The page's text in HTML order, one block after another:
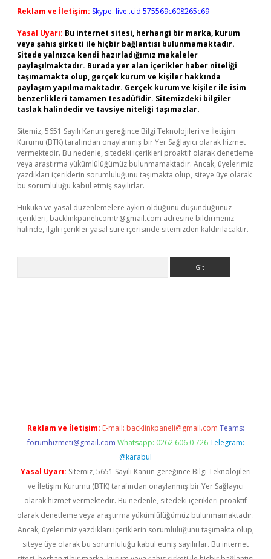
Reklam ve İletişim: Skype: live:.cid.575569c608265c69
Yasal Uyarı: Bu internet sitesi, herhangi bir marka, kurum
veya şahıs şirketi ile hiçbir bağlantısı bulunmamaktadır.
Sitede yalnızca kendi hazırladığımız makaleler
paylaşılmaktadır. Burada yer alan içerikler haber niteliği
taşımamakta olup, gerçek kurum ve kişiler hakkında
paylaşım yapılmamaktadır. Gerçek kurum ve kişiler ile isim
benzerlikleri tamamen tesadüfidir. Sitemizdeki bilgiler
taslak halindedir ve tavsiye niteliği taşımazlar.
Sitemiz, 5651 Sayılı Kanun gereğince Bilgi Teknolojileri ve İletişim
Kurumu (BTK) tarafından onaylanmış bir Yer Sağlayıcı olarak hizmet
vermektedir. Bu nedenle, sitedeki içerikleri proaktif olarak denetleme
veya araştırma yükümlülüğümüz bulunmamaktadır. Ancak, üyelerimiz
yazdıkları içeriklerin sorumluluğunu taşımakta olup, siteye üye olarak
bu sorumluluğu kabul etmiş sayılırlar.
Hukuka ve yasal düzenlemelere aykırı olduğunu düşündüğünüz
içerikleri, backlinkpanelicomtr@gmail.com adresine bildirmeniz
halinde, ilgili içerikler yasal süre içerisinde sitemizden kaldırılacaktır.
Reklam ve İletişim: E-mail: backlinkpaneli@gmail.com Teams:
forumhizmeti@gmail.com Whatsapp: 0262 606 0 726 Telegram:
@karabul
Yasal Uyarı: Sitemiz, 5651 Sayılı Kanun gereğince Bilgi Teknolojileri
ve İletişim Kurumu (BTK) tarafından onaylanmış bir Yer Sağlayıcı
olarak hizmet vermektedir. Bu nedenle, sitedeki içerikleri proaktif
olarak denetleme veya araştırma yükümlülüğümüz bulunmamaktadır.
Ancak, üyelerimiz yazdıkları içeriklerin sorumluluğunu taşımakta olup,
siteye üye olarak bu sorumluluğu kabul etmiş sayılırlar. Bu internet